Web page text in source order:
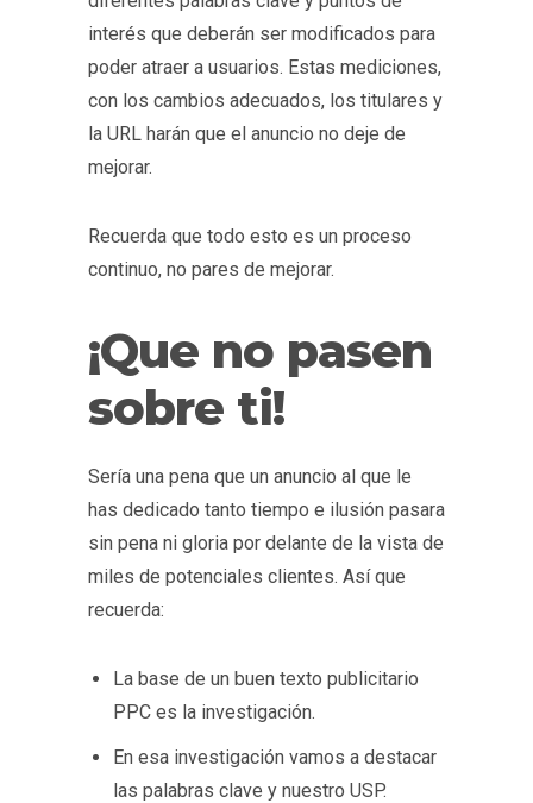
interés que deberán ser modificados para
poder atraer a usuarios. Estas mediciones,
con los cambios adecuados, los titulares y
la URL harán que el anuncio no deje de
mejorar.
Recuerda que todo esto es un proceso
continuo, no pares de mejorar.
¡Que no pasen
sobre ti!
Sería una pena que un anuncio al que le
has dedicado tanto tiempo e ilusión pasara
sin pena ni gloria por delante de la vista de
miles de potenciales clientes. Así que
recuerda:
La base de un buen texto publicitario
PPC es la investigación.
En esa investigación vamos a destacar
las palabras clave y nuestro USP.